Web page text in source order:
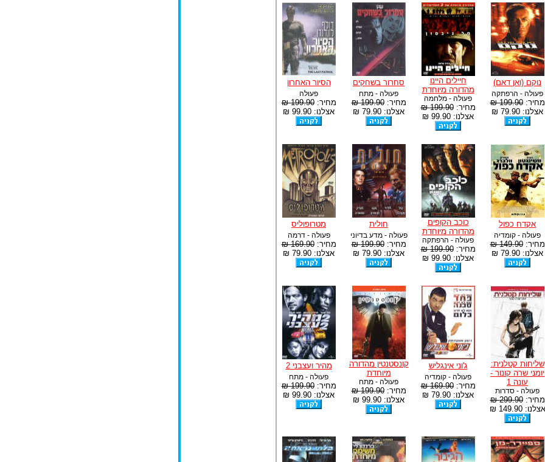
נוקם (ואן דאם)
פעולה - הרפתקה
מחיר:199.90 ₪
אצלנו: 79.90 ₪
חיילים היינו
מהדורה מיוחדת
פעולה - מלחמה
מחיר:199.90 ₪
אצלנו: 99.90 ₪
סחרור בשחקים
פעולה - מתח
מחיר:199.90 ₪
אצלנו: 79.90 ₪
הסיור האחרון
פעולה
מחיר:199.90 ₪
אצלנו: 99.90 ₪
אקדח כפול
פעולה - קומדיה
מחיר:149.90 ₪
אצלנו: 79.90 ₪
כוכב הקופים
מהדורה מיוחדת
פעולה - הרפתקה
מחיר:199.90 ₪
אצלנו: 99.90 ₪
חולית
פעולה - מדע בדיוני
מחיר:199.90 ₪
אצלנו: 79.90 ₪
מטרופוליס
פעולה - דרמה
מחיר:169.90 ₪
אצלנו: 79.90 ₪
שליחות קטלנית:
יומני שרה קונור -
עונה 1
פעולה - סדרות
מחיר:299.90 ₪
אצלנו: 149.90 ₪
ג'וני אינגליש
פעולה - קומדיה
מחיר:169.90 ₪
אצלנו: 79.90 ₪
קונסטנטין מהדורה
מיוחדת
פעולה - מתח
מחיר:199.90 ₪
אצלנו: 99.90 ₪
מהיר ועצבני 2
פעולה - מתח
מחיר:199.90 ₪
אצלנו: 99.90 ₪